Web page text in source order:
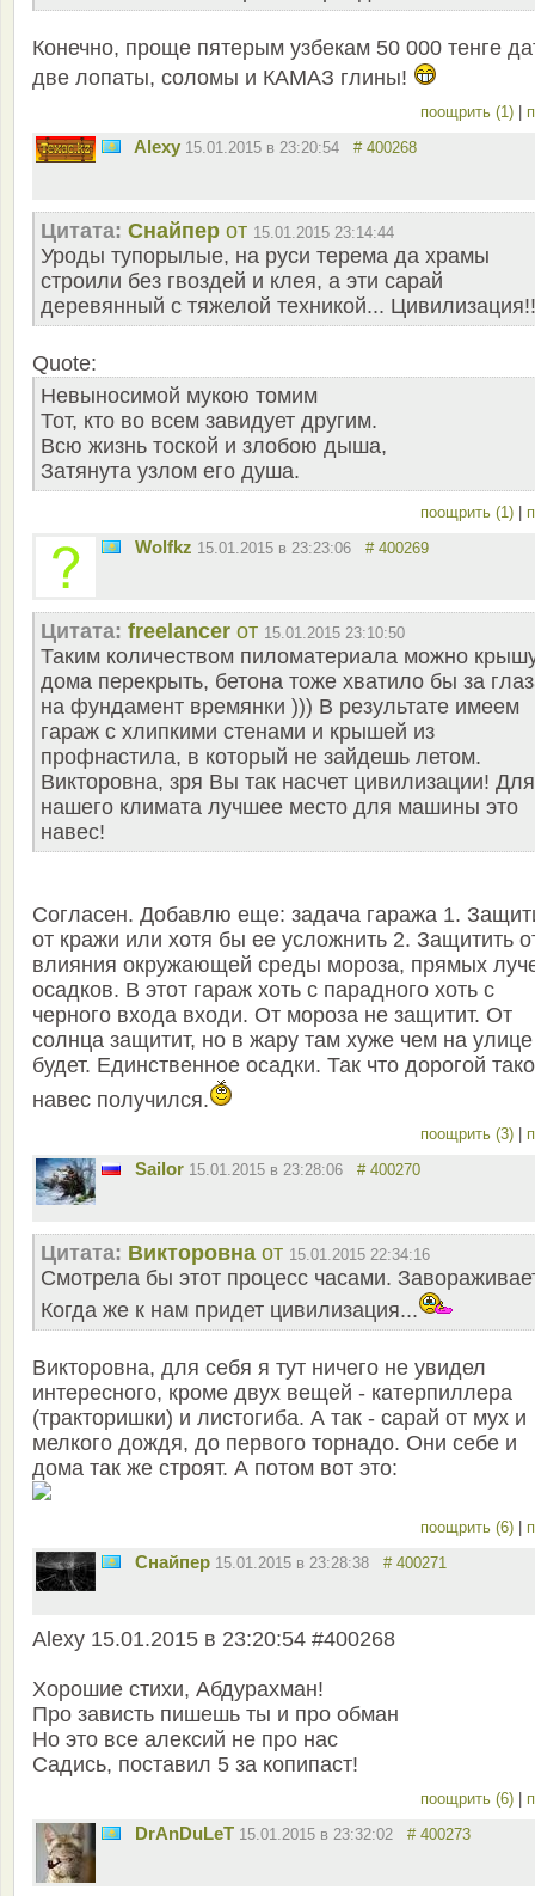
Конечно, проще пятерым узбекам 50 000 тенге
две лопаты, соломы и КАМАЗ глины!
поощрить (1) |
Alexy 15.01.2015 в 23:20:54 # 400268
Цитата: Снайпер от 15.01.2015 23:14:44
Уроды тупорылые, на руси терема да храмы
строили без гвоздей и клея, а эти сарай
деревянный с тяжелой техникой...
Quote:
Невыносимой мукою томим
Тот, кто во всем завидует другим.
Всю жизнь тоской и злобою дыша,
Затянута узлом его душа.
поощрить (1) |
Wolfkz 15.01.2015 в 23:23:06 # 400269
Цитата: freelancer от 15.01.2015 23:10:50
Таким количеством пиломатериала можно
дома перекрыть, бетона тоже хватило бы за
на фундамент времянки ))) В результате имеем
гараж с хлипкими стенами и крышей из
профнастила, в который не зайдешь летом.
Викторовна, зря Вы так насчет цивилизации! Для
нашего климата лучшее место для машины это
навес!
Согласен. Добавлю еще: задача гаража 1.
от кражи или хотя бы ее усложнить 2. Защитить
влияния окружающей среды мороза, прямых
осадков. В этот гараж хоть с парадного хоть с
черного входа входи. От мороза не защитит. От
солнца защитит, но в жару там хуже чем на улице
будет. Единственное осадки. Так что дорогой
навес получился.
поощрить (3) |
Sailor 15.01.2015 в 23:28:06 # 400270
Цитата: Викторовна от 15.01.2015 22:34:16
Смотрела бы этот процесс часами.
Когда же к нам придет цивилизация...
Викторовна, для себя я тут ничего не увидел
интересного, кроме двух вещей - катерпиллера
(тракторишки) и листогиба. А так - сарай от мух и
мелкого дождя, до первого торнадо. Они себе и
дома так же строят. А потом вот это:
поощрить (6) |
Снайпер 15.01.2015 в 23:28:38 # 400271
Alexy 15.01.2015 в 23:20:54 #400268
Хорошие стихи, Абдурахман!
Про зависть пишешь ты и про обман
Но это все алексий не про нас
Садись, поставил 5 за копипаст!
поощрить (6) |
DrAnDuLeT 15.01.2015 в 23:32:02 # 400273